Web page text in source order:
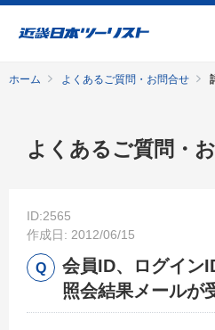
ホーム よくあるご質問・お問合せ
よくあるご質問・
ID:2565
作成日: 2012/06/15
会員ID、ログイン
照会結果メールが